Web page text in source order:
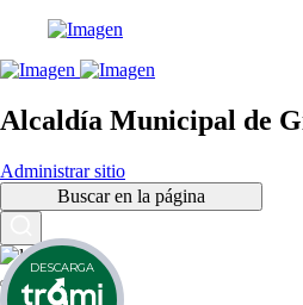
Alcaldía Municipal de
Administrar sitio
Buscar en la página
DESCARGA